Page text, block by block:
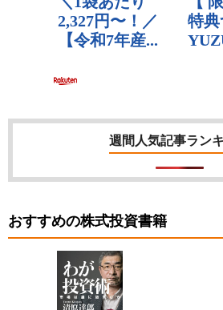
週間人気記事ラン
おすすめの株式投資書籍